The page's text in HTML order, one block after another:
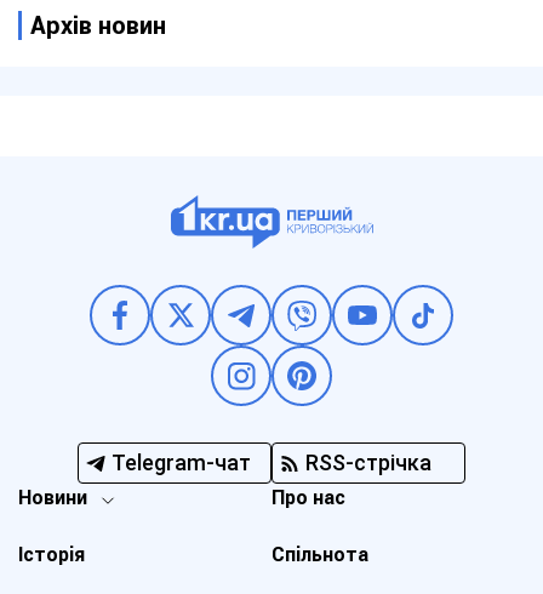
Архів новин
Telegram-чат RSS-стрічка
Новини
Історія
Про нас
Спільнота